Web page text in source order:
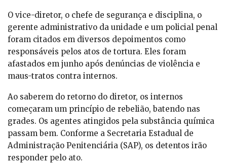
O vice-diretor, o chefe de segurança e disciplina, o
gerente administrativo da unidade e um policial penal
foram citados em diversos depoimentos como
responsáveis pelos atos de tortura. Eles foram
afastados em junho após denúncias de violência e
maus-tratos contra internos.
Ao saberem do retorno do diretor, os internos
começaram um princípio de rebelião, batendo nas
grades. Os agentes atingidos pela substância química
passam bem. Conforme a Secretaria Estadual de
Administração Penitenciária (SAP), os detentos irão
responder pelo ato.